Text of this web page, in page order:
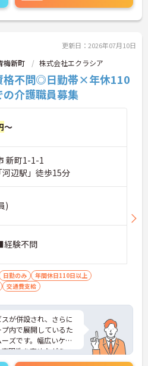
に経験を積みなが
職員など、自分の適
推進中◎男女ともに長
スタッフミーティン
える「ケースカンフ
新人・ベテランに関
で解決策を考えるフ
待防止研修などを通
線引きを明確にし、
りを持てる職場環境
更新日：2026年07月10日
梅新町 株式会社エクラシア
格不問◎日勤帯×年休110
介護職員募集
～
新町1-1-1
河辺駅」徒歩15分
)
験不問
日勤のみ
年間休日110日以上
交通費支給
が併設され、さらに
内で展開しているた
ズです。幅広いケア
門性を高めながらス
す。